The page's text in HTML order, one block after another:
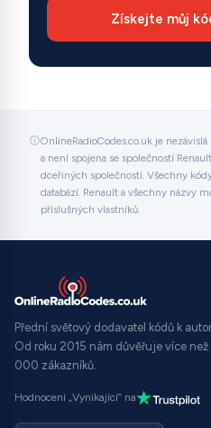
Získejte můj
OnlineRadioCodes.co.uk je
a není spojena se společností
dceřiných společností. Všechny
databází. Renault a všechny názvy
příslušných vlastníků.
Přední světový dodavatel kódů k
Od roku 2015 nám důvěřuje více
000 zákazníků.
Hodnocení „Vynikající“ na